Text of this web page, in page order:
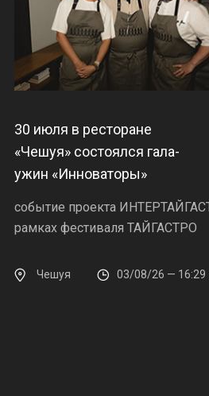
30 июля в ресторане
«Чешуя» состоялся гала-
ужин «Инноваторы»
событие проекта
рамках фестиваля ТАЙГАСТРО
Чешуя 03/08/26 — 16:29